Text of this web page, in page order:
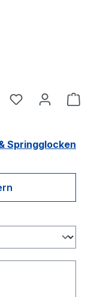
Du hast 0
Springglocken